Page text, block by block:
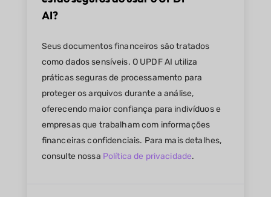
AI?
Seus documentos financeiros são tratados
como dados sensíveis. O UPDF AI utiliza
práticas seguras de processamento para
proteger os arquivos durante a análise,
oferecendo maior confiança para indivíduos e
empresas que trabalham com informações
financeiras confidenciais. Para mais detalhes,
consulte nossa Política de privacidade.